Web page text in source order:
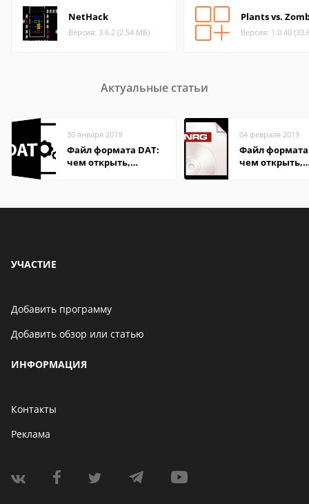
NetHack
Версия: 3.6.2 (2.54 МБ)
Plants vs.
Версия: 1.0.40
Актуальные статьи
30 января 2019
Файл формата DAT:
чем открыть,
04 февраля 2019
Файл формата
чем открыть,
УЧАСТИЕ
Добавить программу
Добавить обзор или статью
ИНФОРМАЦИЯ
Контакты
Реклама